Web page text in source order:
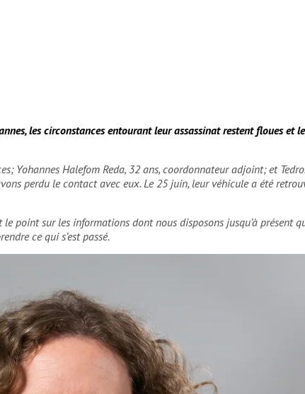
les circonstances entourant leur assassinat restent floues et
Yohannes Halefom Reda, 32 ans, coordonnateur adjoint; et
perdu le contact avec eux. Le 25 juin, leur véhicule a été
le point sur les informations dont nous disposons jusqu’à présent
ce qui s’est passé.